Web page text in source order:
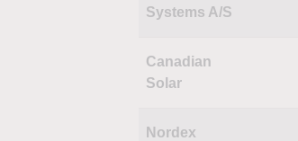
Systems A/S
Canadian
Solar
Nordex